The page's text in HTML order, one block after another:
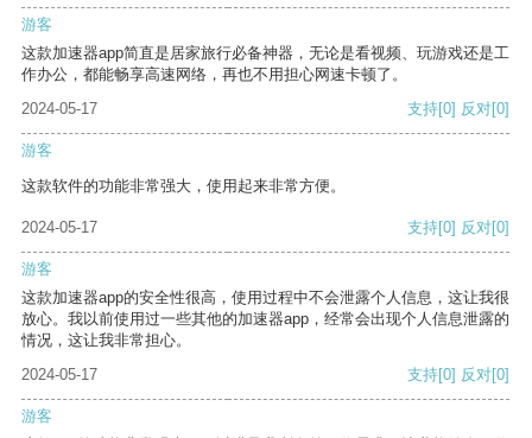
游客
这款加速器app简直是居家旅行必备神器，无论是看视频、玩游戏还是工
作办公，都能畅享高速网络，再也不用担心网速卡顿了。
2024-05-17
支持[0] 反对[0]
游客
这款软件的功能非常强大，使用起来非常方便。
2024-05-17 支持[0] 反对[0]
游客
这款加速器app的安全性很高，使用过程中不会泄露个人信息，这让我很
放心。我以前使用过一些其他的加速器app，经常会出现个人信息泄露的
情况，这让我非常担心。
2024-05-17
支持[0] 反对[0]
游客